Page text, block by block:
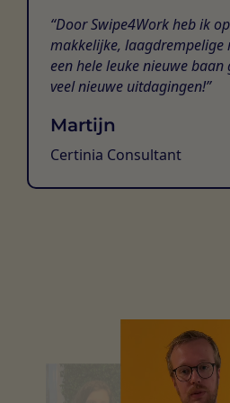
Door Swipe4Work heb ik
makkelijke, laagdrempelige
een hele leuke nieuwe baan
veel nieuwe uitdagingen!
Martijn
Certinia Consultant